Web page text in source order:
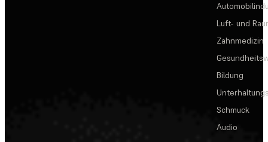
Luft- und
Zahnmedizin
Bildung
Schmuck
Audio